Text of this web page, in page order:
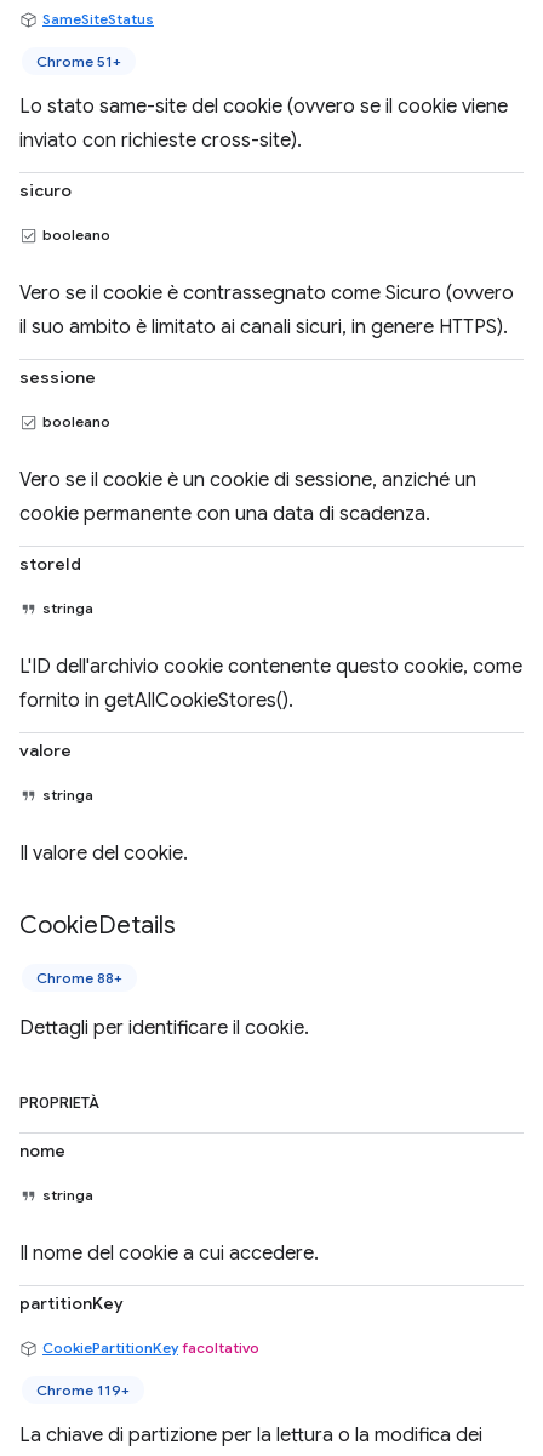
SameSiteStatus
Chrome 51+
Lo stato same-site del cookie (ovvero se il cookie viene
inviato con richieste cross-site).
sicuro
booleano
Vero se il cookie è contrassegnato come Sicuro (ovvero
il suo ambito è limitato ai canali sicuri, in genere HTTPS).
sessione
booleano
Vero se il cookie è un cookie di sessione, anziché un
cookie permanente con una data di scadenza.
storeId
stringa
L'ID dell'archivio cookie contenente questo cookie, come
fornito in getAllCookieStores().
valore
stringa
Il valore del cookie.
CookieDetails
Chrome 88+
Dettagli per identificare il cookie.
PROPRIETÀ
nome
stringa
Il nome del cookie a cui accedere.
partitionKey
CookiePartitionKey facoltativo
Chrome 119+
La chiave di partizione per la lettura o la modifica dei